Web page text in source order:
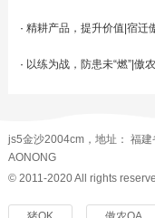
· 精耕产品，提升价值|宿迁
· 以练为战，防患未“燃”|傲
js5金沙2004cm，地址： 福建
AONONG
© 2011-2020 All rights